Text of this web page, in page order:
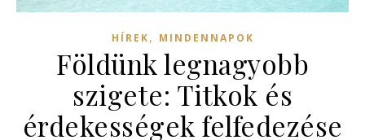
HÍREK, MINDENNAPOK
Földünk legnagyobb
szigete: Titkok és
érdekességek felfedezése